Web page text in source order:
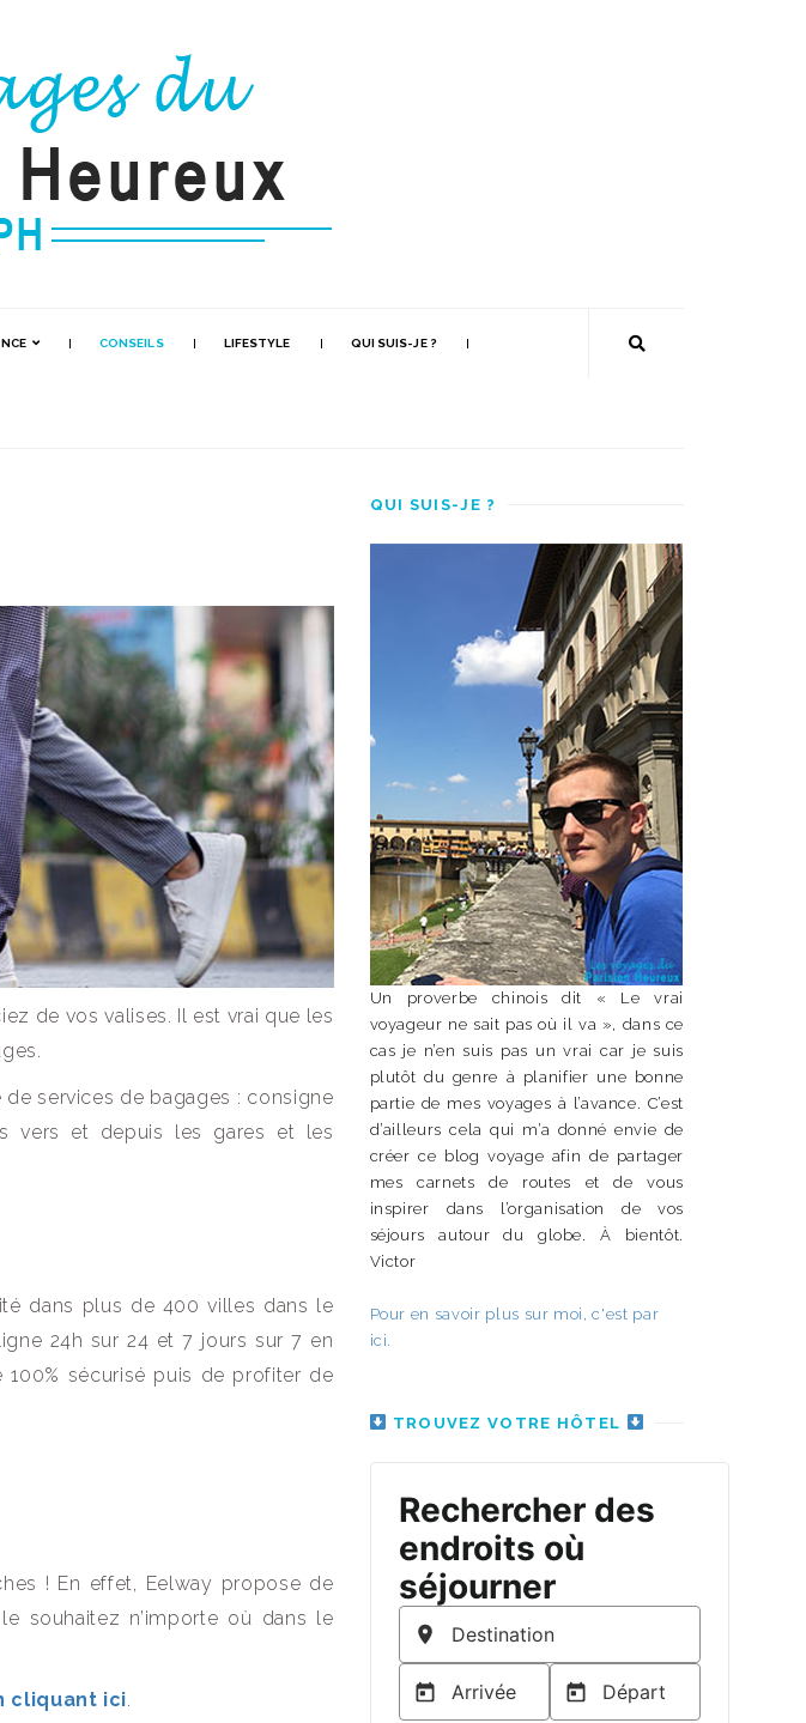
CONSEILS LIFESTYLE QUI SUIS-JE ?
de vos valises. Il est vrai que les
services de bagages : consigne
vers et depuis les gares et les
dans plus de 400 villes dans le
24h sur 24 et 7 jours sur 7 en
sécurisé puis de profiter de
! En effet, Eelway propose de
souhaitez n’importe où dans le
cliquant ici.
QUI SUIS-JE ?
Un proverbe chinois dit « Le vrai
voyageur ne sait pas où il va », dans ce
cas je n’en suis pas un vrai car je suis
plutôt du genre à planifier une bonne
partie de mes voyages à l’avance. C’est
d’ailleurs cela qui m’a donné envie de
créer ce blog voyage afin de partager
mes carnets de routes et de vous
inspirer dans l’organisation de vos
séjours autour du globe. À bientôt.
Victor
Pour en savoir plus sur moi, c'est par
ici.
TROUVEZ VOTRE HÔTEL